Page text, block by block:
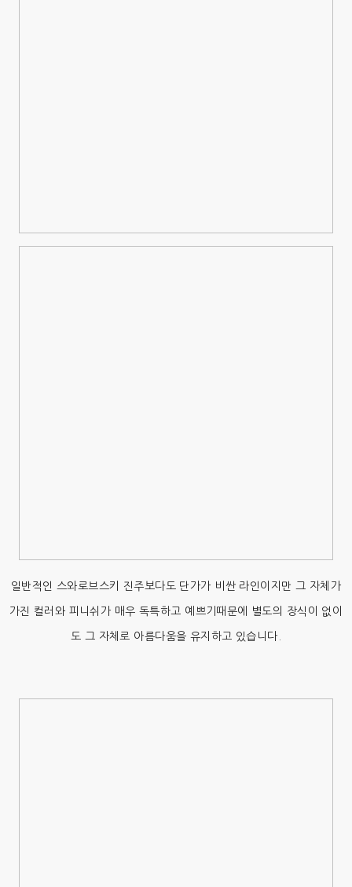
일반적인 스와로브스키 진주보다도 단가가 비싼 라인이지만 그 자체가
가진 컬러와 피니쉬가 매우 독특하고 예쁘기때문에 별도의 장식이 없이
도 그 자체로 아름다움을 유지하고 있습니다.